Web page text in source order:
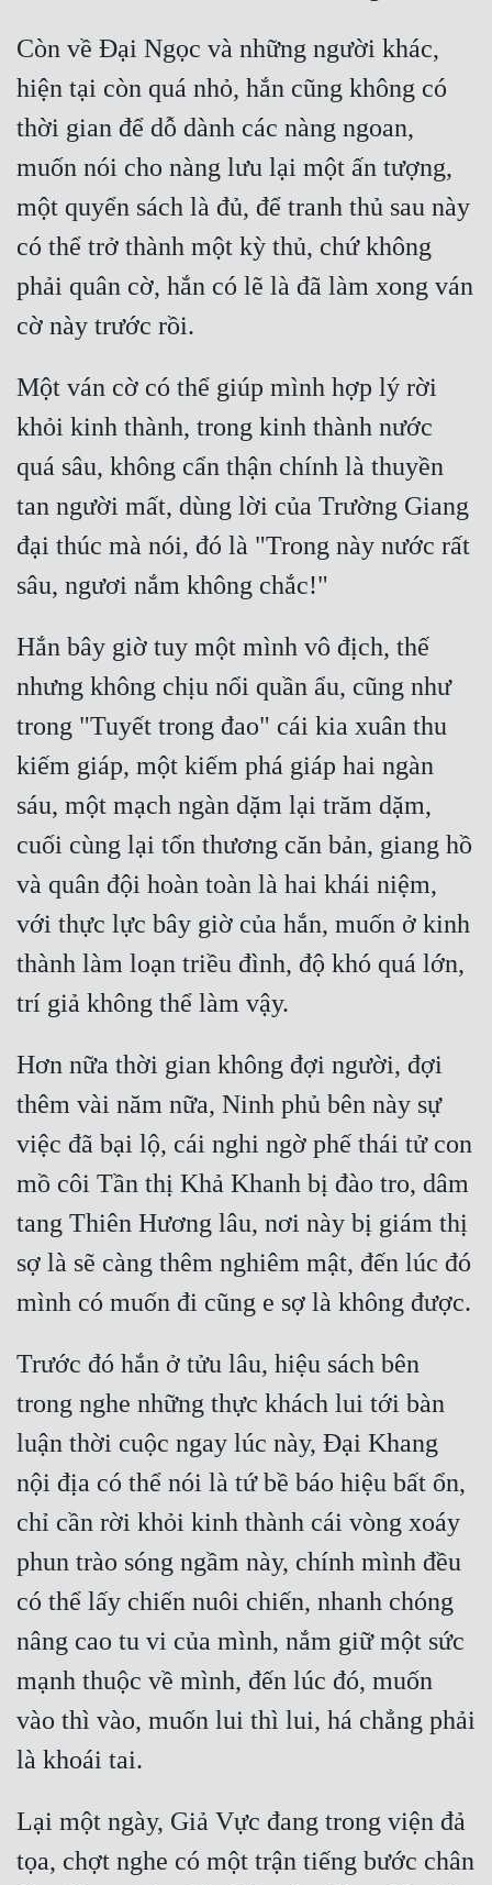
Vô Địch
Võ Hiệp
Võng Du
Xuyên Không
Xuyên Nhanh
Xuyên Sách
Xuyên Thư
Điền Văn
Đô Thị
Đông Phương
Đông Phương Huyền Huyễn
Đồng Nhân
Cẩu Đạo Trường Sinh
Ngự Thú
Truyện Nam
Truyện Nữ
Vô Địch Lưu
Xây Dựng Thế Lực
Đẹp Hiệp
Tính Cách Nhân Vật :
Cơ Trí
Sát Phạt Quyết Đoán
Vô Sỉ
Điềm Đạm
Còn về Đại Ngọc và những người khác,
hiện tại còn quá nhỏ, hắn cũng không có
thời gian để dỗ dành các nàng ngoan,
muốn nói cho nàng lưu lại một ấn tượng,
một quyển sách là đủ, để tranh thủ sau này
có thể trở thành một kỳ thủ, chứ không
phải quân cờ, hắn có lẽ là đã làm xong ván
Một ván cờ có thể giúp mình hợp lý rời
khỏi kinh thành, trong kinh thành nước
quá sâu, không cẩn thận chính là thuyền
tan người mất, dùng lời của Trường Giang
đại thúc mà nói, đó là "Trong này nước rất
Hắn bây giờ tuy một mình vô địch, thế
nhưng không chịu nổi quần ẩu, cũng như
trong "Tuyết trong đao" cái kia xuân thu
kiếm giáp, một kiếm phá giáp hai ngàn
sáu, một mạch ngàn dặm lại trăm dặm,
cuối cùng lại tổn thương căn bản, giang hồ
và quân đội hoàn toàn là hai khái niệm,
với thực lực bây giờ của hắn, muốn ở kinh
thành làm loạn triều đình, độ khó quá lớn,
Hơn nữa thời gian không đợi người, đợi
thêm vài năm nữa, Ninh phủ bên này sự
việc đã bại lộ, cái nghi ngờ phế thái tử con
mồ côi Tần thị Khả Khanh bị đào tro, dâm
tang Thiên Hương lâu, nơi này bị giám thị
sợ là sẽ càng thêm nghiêm mật, đến lúc đó
Trước đó hắn ở tửu lâu, hiệu sách bên
trong nghe những thực khách lui tới bàn
luận thời cuộc ngay lúc này, Đại Khang
nội địa có thể nói là tứ bề báo hiệu bất ổn,
chỉ cần rời khỏi kinh thành cái vòng xoáy
phun trào sóng ngầm này, chính mình đều
có thể lấy chiến nuôi chiến, nhanh chóng
nâng cao tu vi của mình, nắm giữ một sức
mạnh thuộc về mình, đến lúc đó, muốn
vào thì vào, muốn lui thì lui, há chẳng phải
Lại một ngày, Giả Vực đang trong viện đả
tọa, chợt nghe có một trận tiếng bước chân